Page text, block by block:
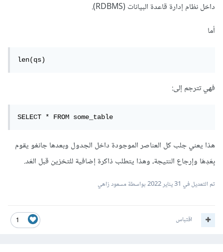
داخل نظام إدارة قاعدة البيانات (RDBMS).
أما
len(qs)
فهي تترجم إلى:
SELECT * FROM some_table
هذا يعني جلب كل العناصر الموجودة داخل الجدول وبعدها جانغو يقوم
بِعَدِهَا وإرجاع النتيجة، وهذا يتطلب ذاكرة إضافية للتخزين قبل العَد.
تم التعديل في 31 يناير 2022 بواسطة مسعود زاهي
1 اقتباس